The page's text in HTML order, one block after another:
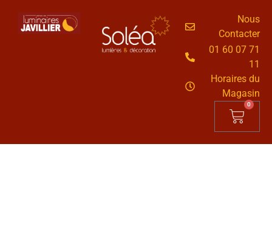
Nous
Contacter
01 60 07 71
11
Horaires du
Magasin
0